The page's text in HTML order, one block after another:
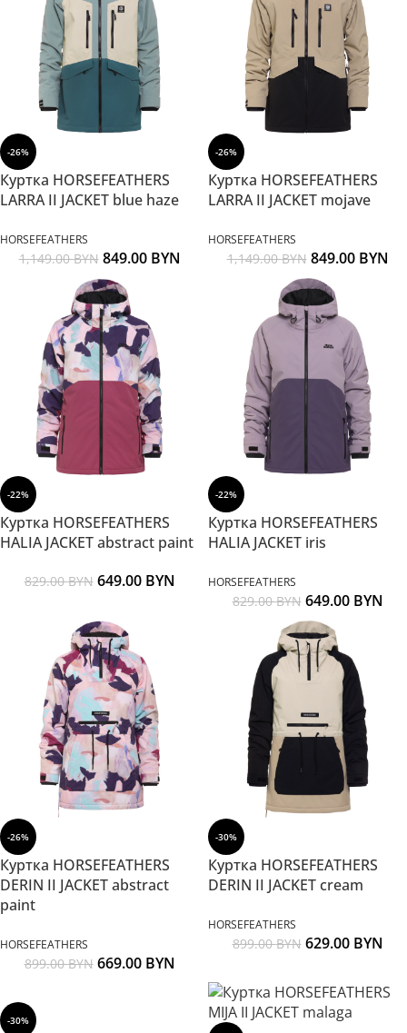
-26%
Куртка HORSEFEATHERS
LARRA II JACKET blue haze
HORSEFEATHERS
1,149.00BYN 849.00 BYN
-26%
Куртка HORSEFEATHERS
LARRA II JACKET mojave
HORSEFEATHERS
1,149.00BYN 849.00 BYN
-22%
Куртка HORSEFEATHERS
HALIA JACKET abstract paint
829.00BYN 649.00 BYN
-22%
Куртка HORSEFEATHERS
HALIA JACKET iris
HORSEFEATHERS
829.00BYN 649.00 BYN
-26%
Куртка HORSEFEATHERS
DERIN II JACKET abstract
paint
HORSEFEATHERS
899.00BYN 669.00 BYN
-30%
Куртка HORSEFEATHERS
DERIN II JACKET cream
HORSEFEATHERS
899.00BYN 629.00 BYN
-30%